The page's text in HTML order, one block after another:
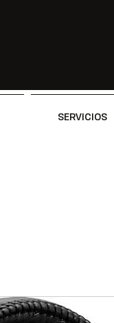
SERVICIOS